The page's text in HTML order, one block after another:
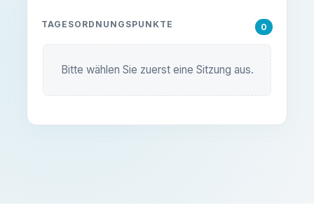
TAGESORDNUNGSPUNKTE 0
Bitte wählen Sie zuerst eine Sitzung aus.